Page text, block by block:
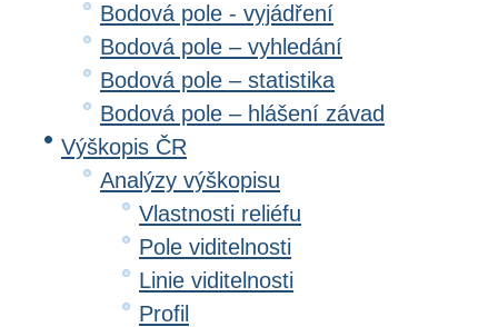
Bodová pole - vyjádření
Bodová pole – vyhledání
Bodová pole – statistika
Bodová pole – hlášení závad
Výškopis ČR
Analýzy výškopisu
Vlastnosti reliéfu
Pole viditelnosti
Linie viditelnosti
Profil